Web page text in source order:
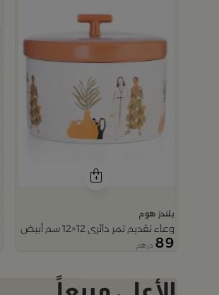
بلندز هوم
وعاء تقديم تمر دائري 12×12 سم أبيض وبرتقالي من الخزف الحجري بغطاء من المدينة القديمة
89 درهم